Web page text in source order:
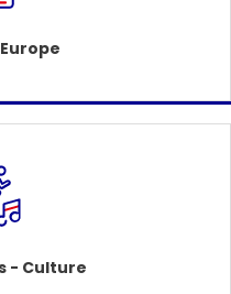
- Culture